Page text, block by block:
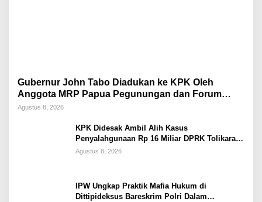
Gubernur John Tabo Diadukan ke KPK Oleh
Anggota MRP Papua Pegunungan dan Forum
Warga Papua
Agustus 8, 2026
KPK Didesak Ambil Alih Kasus
Penyalahgunaan Rp 16 Miliar DPRK Tolikara
Tahun 2017
Agustus 8, 2026
IPW Ungkap Praktik Mafia Hukum di
Dittipideksus Bareskrim Polri Dalam